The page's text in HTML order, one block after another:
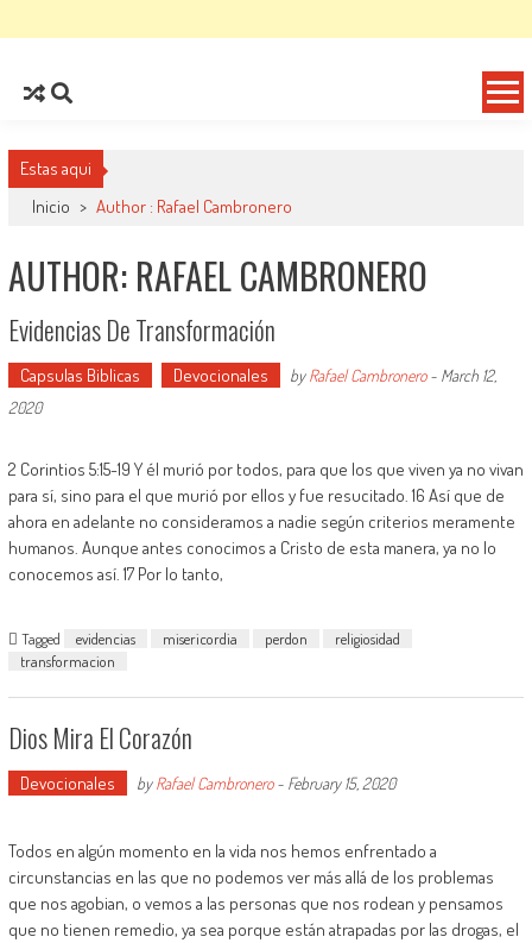
Estas aqui
Inicio > Author : Rafael Cambronero
AUTHOR: RAFAEL CAMBRONERO
Evidencias De Transformación
Capsulas Biblicas Devocionales byRafael Cambronero- March 12,
2020
2 Corintios 5:15-19 Y él murió por todos, para que los que viven ya no vivan
para sí, sino para el que murió por ellos y fue resucitado. 16 Así que de
ahora en adelante no consideramos a nadie según criterios meramente
humanos. Aunque antes conocimos a Cristo de esta manera, ya no lo
conocemos así. 17 Por lo tanto,
Tagged evidencias misericordia perdon
religiosidad
transformacion
Dios Mira El Corazón
Devocionales byRafael Cambronero- February 15, 2020
Todos en algún momento en la vida nos hemos enfrentado a
circunstancias en las que no podemos ver más allá de los problemas
que nos agobian, o vemos a las personas que nos rodean y pensamos
que no tienen remedio, ya sea porque están atrapadas por las drogas, el